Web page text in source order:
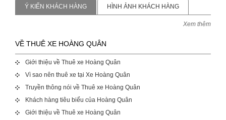
Ý KIẾN KHÁCH HÀNG HÌNH ẢNH KHÁCH HÀNG
Xem thêm
VỀ THUÊ XE HOÀNG QUÂN
Giới thiệu về Thuê xe Hoàng Quân
Vì sao nên thuê xe tại Xe Hoàng Quân
Truyền thông nói về Thuê xe Hoàng Quân
Khách hàng tiêu biểu của Hoàng Quân
Giới thiệu về Thuê xe Hoàng Quân